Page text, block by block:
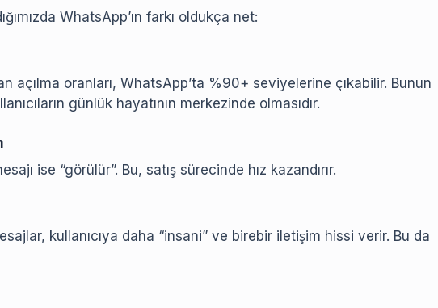
WhatsApp’ın farkı oldukça net:
açılma oranları, WhatsApp’ta %90+ seviyelerine çıkabilir. Bunun
günlük hayatının merkezinde olmasıdır.
ise “görülür”. Bu, satış sürecinde hız kazandırır.
kullanıcıya daha “insani” ve birebir iletişim hissi verir. Bu da